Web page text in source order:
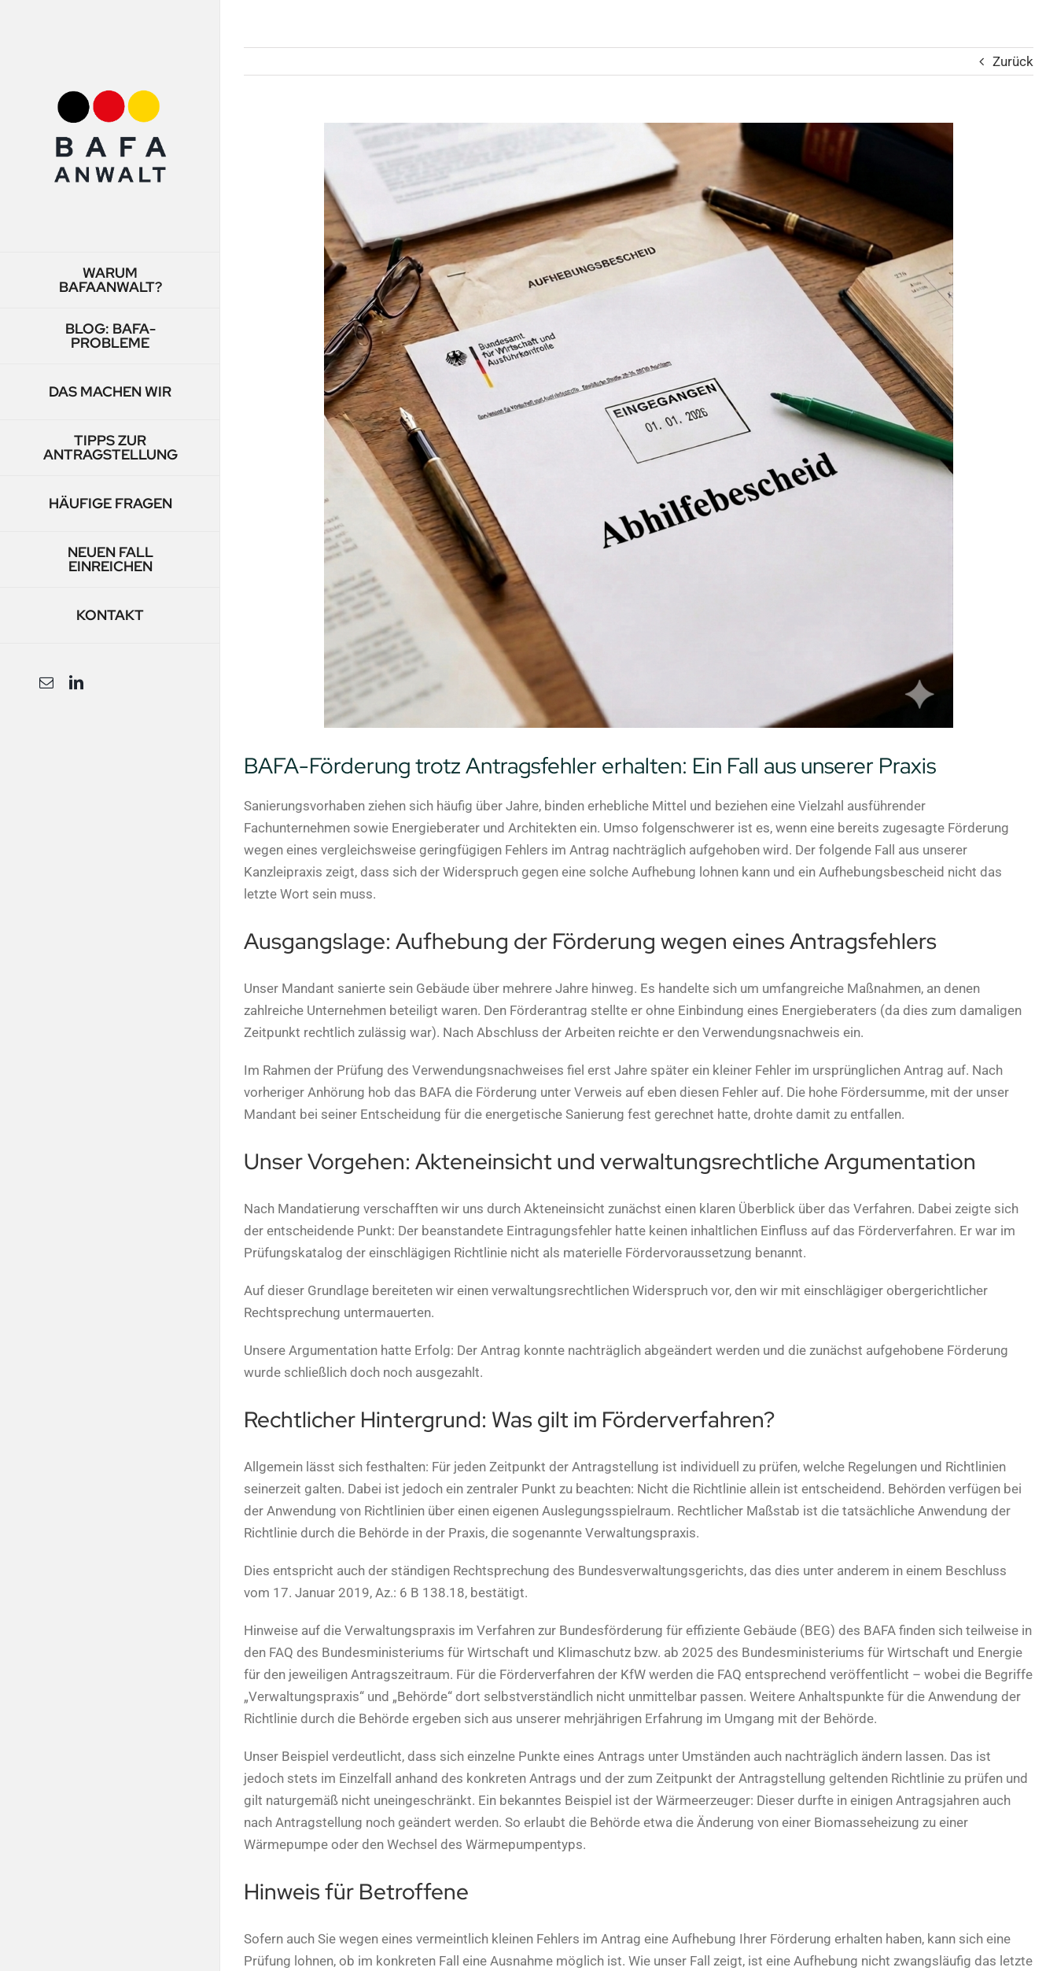
WARUM
BAFAANWALT?
BLOG: BAFA-
PROBLEME
DAS MACHEN WIR
TIPPS ZUR
ANTRAGSTELLUNG
HÄUFIGE FRAGEN
NEUEN FALL
EINREICHEN
KONTAKT
E-
LinkedIn
Zurück
grösseres
Bild
BAFA-Förderung trotz Antragsfehler erhalten: Ein Fall aus unserer Praxis
Sanierungsvorhaben ziehen sich häufig über Jahre, binden erhebliche Mittel und beziehen eine Vielzahl ausführender
Fachunternehmen sowie Energieberater und Architekten ein. Umso folgenschwerer ist es, wenn eine bereits zugesagte Förderung
wegen eines vergleichsweise geringfügigen Fehlers im Antrag nachträglich aufgehoben wird. Der folgende Fall aus unserer
Kanzleipraxis zeigt, dass sich der Widerspruch gegen eine solche Aufhebung lohnen kann und ein Aufhebungsbescheid nicht das
letzte Wort sein muss.
Ausgangslage: Aufhebung der Förderung wegen eines Antragsfehlers
Unser Mandant sanierte sein Gebäude über mehrere Jahre hinweg. Es handelte sich um umfangreiche Maßnahmen, an denen
zahlreiche Unternehmen beteiligt waren. Den Förderantrag stellte er ohne Einbindung eines Energieberaters (da dies zum damaligen
Zeitpunkt rechtlich zulässig war). Nach Abschluss der Arbeiten reichte er den Verwendungsnachweis ein.
Im Rahmen der Prüfung des Verwendungsnachweises fiel erst Jahre später ein kleiner Fehler im ursprünglichen Antrag auf. Nach
vorheriger Anhörung hob das BAFA die Förderung unter Verweis auf eben diesen Fehler auf. Die hohe Fördersumme, mit der unser
Mandant bei seiner Entscheidung für die energetische Sanierung fest gerechnet hatte, drohte damit zu entfallen.
Unser Vorgehen: Akteneinsicht und verwaltungsrechtliche Argumentation
Nach Mandatierung verschafften wir uns durch Akteneinsicht zunächst einen klaren Überblick über das Verfahren. Dabei zeigte sich
der entscheidende Punkt: Der beanstandete Eintragungsfehler hatte keinen inhaltlichen Einfluss auf das Förderverfahren. Er war im
Prüfungskatalog der einschlägigen Richtlinie nicht als materielle Fördervoraussetzung benannt.
Auf dieser Grundlage bereiteten wir einen verwaltungsrechtlichen Widerspruch vor, den wir mit einschlägiger obergerichtlicher
Rechtsprechung untermauerten.
Unsere Argumentation hatte Erfolg: Der Antrag konnte nachträglich abgeändert werden und die zunächst aufgehobene Förderung
wurde schließlich doch noch ausgezahlt.
Rechtlicher Hintergrund: Was gilt im Förderverfahren?
Allgemein lässt sich festhalten: Für jeden Zeitpunkt der Antragstellung ist individuell zu prüfen, welche Regelungen und Richtlinien
seinerzeit galten. Dabei ist jedoch ein zentraler Punkt zu beachten: Nicht die Richtlinie allein ist entscheidend. Behörden verfügen bei
der Anwendung von Richtlinien über einen eigenen Auslegungsspielraum. Rechtlicher Maßstab ist die tatsächliche Anwendung der
Richtlinie durch die Behörde in der Praxis, die sogenannte Verwaltungspraxis.
Dies entspricht auch der ständigen Rechtsprechung des Bundesverwaltungsgerichts, das dies unter anderem in einem Beschluss
vom 17. Januar 2019, Az.: 6 B 138.18, bestätigt.
Hinweise auf die Verwaltungspraxis im Verfahren zur Bundesförderung für effiziente Gebäude (BEG) des BAFA finden sich teilweise in
den FAQ des Bundesministeriums für Wirtschaft und Klimaschutz bzw. ab 2025 des Bundesministeriums für Wirtschaft und Energie
für den jeweiligen Antragszeitraum. Für die Förderverfahren der KfW werden die FAQ entsprechend veröffentlicht – wobei die Begriffe
„Verwaltungspraxis“ und „Behörde“ dort selbstverständlich nicht unmittelbar passen. Weitere Anhaltspunkte für die Anwendung der
Richtlinie durch die Behörde ergeben sich aus unserer mehrjährigen Erfahrung im Umgang mit der Behörde.
Unser Beispiel verdeutlicht, dass sich einzelne Punkte eines Antrags unter Umständen auch nachträglich ändern lassen. Das ist
jedoch stets im Einzelfall anhand des konkreten Antrags und der zum Zeitpunkt der Antragstellung geltenden Richtlinie zu prüfen und
gilt naturgemäß nicht uneingeschränkt. Ein bekanntes Beispiel ist der Wärmeerzeuger: Dieser durfte in einigen Antragsjahren auch
nach Antragstellung noch geändert werden. So erlaubt die Behörde etwa die Änderung von einer Biomasseheizung zu einer
Wärmepumpe oder den Wechsel des Wärmepumpentyps.
Hinweis für Betroffene
Sofern auch Sie wegen eines vermeintlich kleinen Fehlers im Antrag eine Aufhebung Ihrer Förderung erhalten haben, kann sich eine
Prüfung lohnen, ob im konkreten Fall eine Ausnahme möglich ist. Wie unser Fall zeigt, ist eine Aufhebung nicht zwangsläufig das letzte